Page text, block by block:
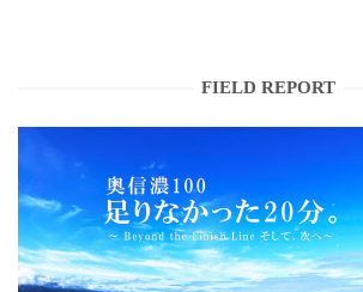
FIELD REPORT